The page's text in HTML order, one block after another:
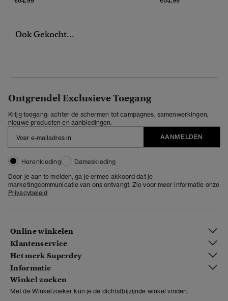
Ook Gekocht...
Ontgrendel Exclusieve Toegang
Krijg toegang: achter de schermen tot campagnes, samenwerkingen,
nieuwe producten en aanbiedingen.
AANMELDEN
Herenkleding
Dameskleding
Door je aan te melden, ga je ermee akkoord dat je
marketingcommunicatie van ons ontvangt. Zie voor meer informatie onze
Privacybeleid
Online winkelen
Klantenservice
Het merk Superdry
Informatie
Winkel zoeken
Met de Winkelzoeker kun je de dichtstbijzijnde winkel vinden.